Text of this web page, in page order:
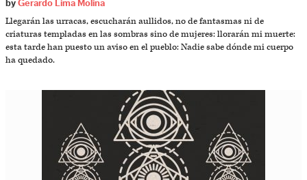
by Gerardo Lima Molina
Llegarán las urracas, escucharán aullidos, no de fantasmas ni de
criaturas templadas en las sombras sino de mujeres: llorarán mi muerte:
esta tarde han puesto un aviso en el pueblo: Nadie sabe dónde mi cuerpo
ha quedado.